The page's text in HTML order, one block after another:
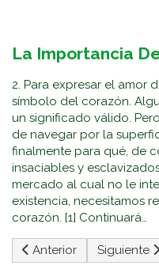
La Importancia
2. Para expresar el amor
símbolo del corazón.
un significado válido.
de navegar por la
finalmente para qué, de
insaciables y
mercado al cual no le
existencia, necesitamos
corazón. [1] Continuará…
Artículo anterior: La Fe
Anterior Artículo
Siguiente